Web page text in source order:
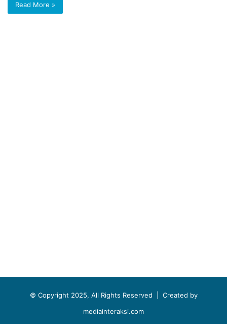
Read More »
© Copyright 2025, All Rights Reserved | Created by
mediainteraksi.com